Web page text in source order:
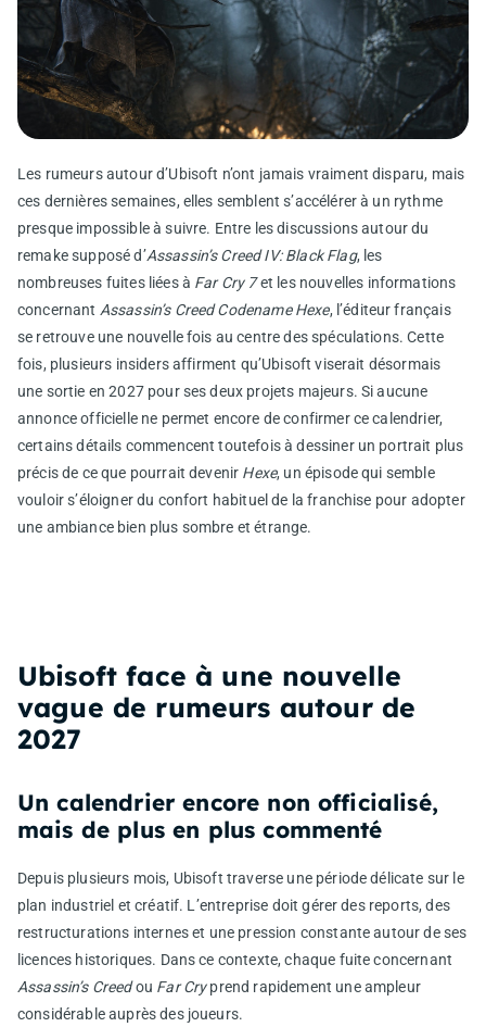
Les rumeurs autour d’Ubisoft n’ont jamais vraiment disparu, mais
ces dernières semaines, elles semblent s’accélérer à un rythme
presque impossible à suivre. Entre les discussions autour du
remake supposé d’Assassin’s Creed IV: Black Flag, les
nombreuses fuites liées à Far Cry 7et les nouvelles informations
concernant Assassin’s Creed Codename Hexe, l’éditeur français
se retrouve une nouvelle fois au centre des spéculations. Cette
fois, plusieurs insiders affirment qu’Ubisoft viserait désormais
une sortie en 2027 pour ses deux projets majeurs. Si aucune
annonce officielle ne permet encore de confirmer ce calendrier,
certains détails commencent toutefois à dessiner un portrait plus
précis de ce que pourrait devenir Hexe, un épisode qui semble
vouloir s’éloigner du confort habituel de la franchise pour adopter
une ambiance bien plus sombre et étrange.
Ubisoft face à une nouvelle
vague de rumeurs autour de
2027
Un calendrier encore non officialisé,
mais de plus en plus commenté
Depuis plusieurs mois, Ubisoft traverse une période délicate sur le
plan industriel et créatif. L’entreprise doit gérer des reports, des
restructurations internes et une pression constante autour de ses
licences historiques. Dans ce contexte, chaque fuite concernant
Assassin’s Creedou Far Cryprend rapidement une ampleur
considérable auprès des joueurs.